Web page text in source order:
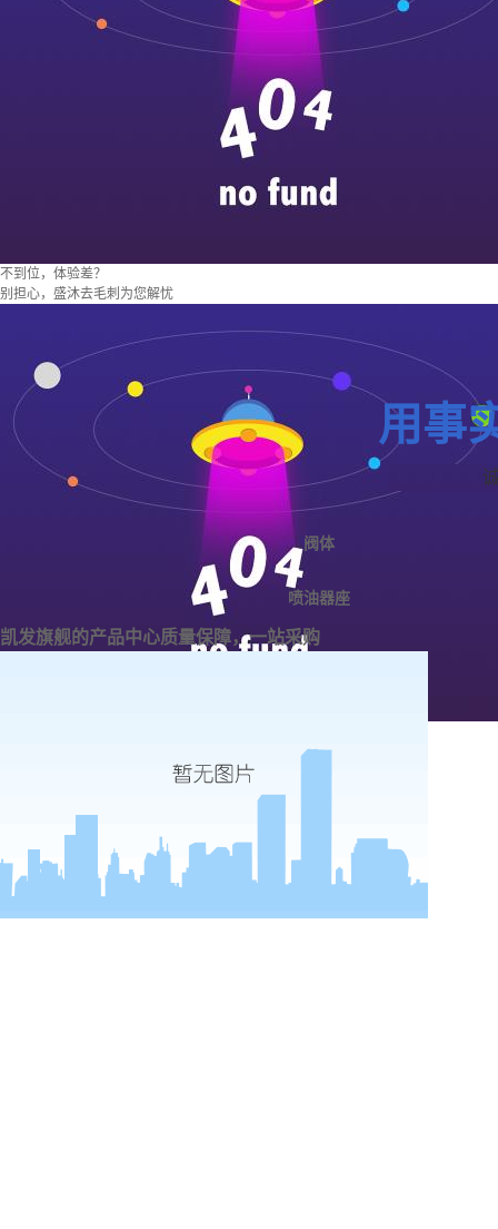
不到位，体验差？
别担心，盛沐去毛刺为您解忧
用事
阀体
喷油器座
凯发旗舰的产品中心质量保障，一站采购